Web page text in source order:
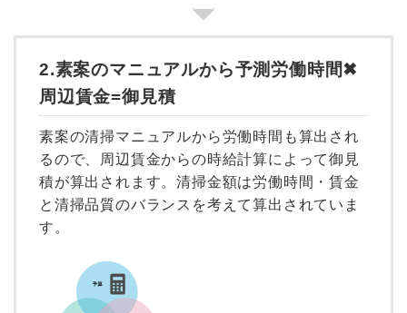
2.素案のマニュアルから予測労働時間✖︎
周辺賃金=御見積
素案の清掃マニュアルから労働時間も算出され
るので、周辺賃金からの時給計算によって御見
積が算出されます。清掃金額は労働時間・賃金
と清掃品質のバランスを考えて算出されていま
す。